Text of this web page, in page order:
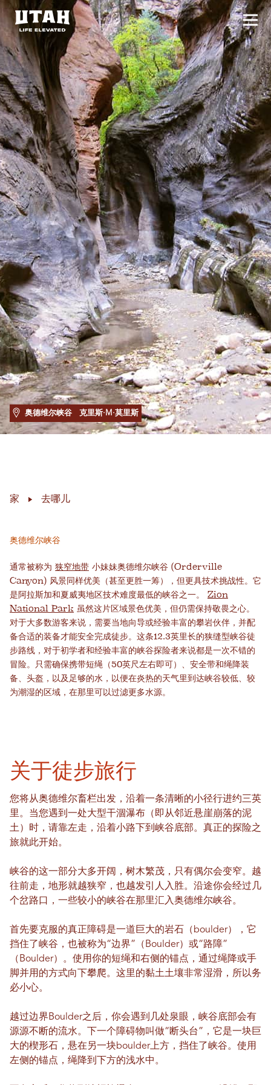
Skip to content
切换
奥德维尔峡谷 克里斯·M·莫里斯
家 去哪儿
奥德维尔峡谷
通常被称为 狭窄地带 小妹妹奥德维尔峡谷 (Orderville
Canyon) 风景同样优美（甚至更胜一筹），但更具技术挑战性。它
是阿拉斯加和夏威夷地区技术难度最低的峡谷之一。 Zion
National Park 虽然这片区域景色优美，但仍需保持敬畏之心。
对于大多数游客来说，需要当地向导或经验丰富的攀岩伙伴，并配
备合适的装备才能安全完成徒步。这条12.3英里长的狭缝型峡谷徒
步路线，对于初学者和经验丰富的峡谷探险者来说都是一次不错的
冒险。只需确保携带短绳（50英尺左右即可）、安全带和绳降装
备、头盔，以及足够的水，以便在炎热的天气里到达峡谷较低、较
为潮湿的区域，在那里可以过滤更多水源。
关于徒步旅行
您将从奥德维尔畜栏出发，沿着一条清晰的小径行进约三英
里。当您遇到一处大型干涸瀑布（即从邻近悬崖崩落的泥
土）时，请靠左走，沿着小路下到峡谷底部。真正的探险之
旅就此开始。
峡谷的这一部分大多开阔，树木繁茂，只有偶尔会变窄。越
往前走，地形就越狭窄，也越发引人入胜。沿途你会经过几
个岔路口，一些较小的峡谷在那里汇入奥德维尔峡谷。
首先要克服的真正障碍是一道巨大的岩石（boulder），它
挡住了峡谷，也被称为“边界”（Boulder）或“路障”
（Boulder）。使用你的短绳和右侧的锚点，通过绳降或手
脚并用的方式向下攀爬。这里的黏土土壤非常湿滑，所以务
必小心。
越过边界Boulder之后，你会遇到几处泉眼，峡谷底部会有
源源不断的流水。下一个障碍物叫做“断头台”，它是一块巨
大的楔形石，悬在另一块boulder上方，挡住了峡谷。使用
左侧的锚点，绳降到下方的浅水中。